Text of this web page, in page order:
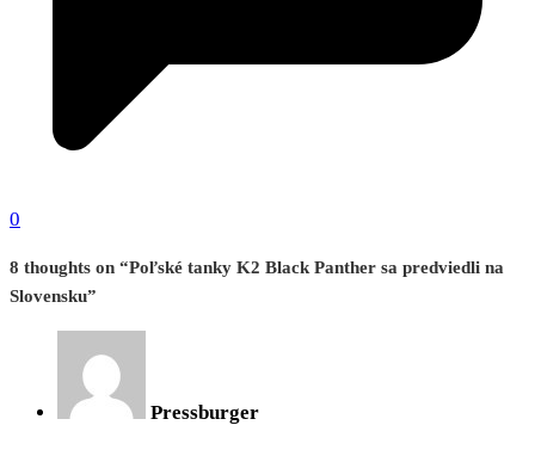
0
8 thoughts on “Poľské tanky K2 Black Panther sa predviedli na
Slovensku”
Pressburger